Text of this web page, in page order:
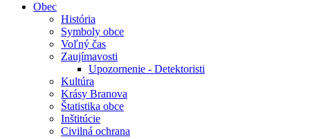
Obec
História
Symboly obce
Voľný čas
Zaujímavosti
Upozornenie - Detektoristi
Kultúra
Krásy Branova
Štatistika obce
Inštitúcie
Civilná ochrana